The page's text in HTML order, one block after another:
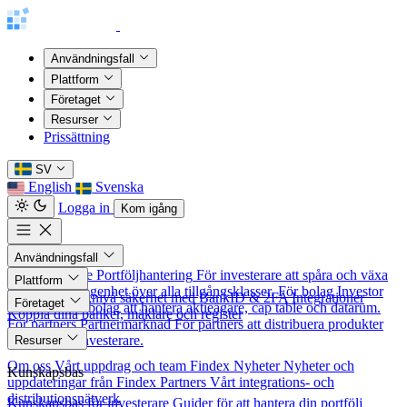
Användningsfall
Plattform
Företaget
Resurser
Prissättning
SV
English
Svenska
Logga in
Kom igång
Användningsfall
För investerare Portföljhantering För investerare att spåra och växa
sitt nettoförmögenhet över alla tillgångsklasser. För bolag Investor
Relations
För bolag att hantera aktieägare, cap table och datarum.
För partners Partnermarknad För partners att distribuera produkter
till nordiska investerare.
Plattform
Säkerhet Banknivå säkerhet med BankID & 2FA Integrationer
Koppla dina banker, mäklare och register
Företaget
Om oss
Om oss Vårt uppdrag och team Findex Nyheter Nyheter och
uppdateringar från Findex Partners Vårt integrations- och
distributionsnätverk
Resurser
Kunskapsbas
Kunskapsbas för investerare Guider för att hantera din portfölj